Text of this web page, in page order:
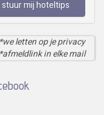
stuur mij hoteltips
*we letten op je privacy
*afmeldlink in elke mail